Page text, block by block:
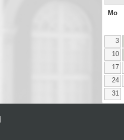
Mo
3
10
17
24
31